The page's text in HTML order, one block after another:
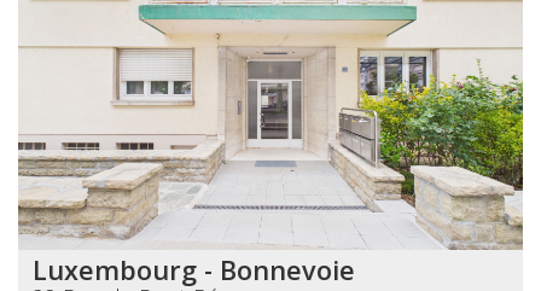
Luxembourg - Bonnevoie